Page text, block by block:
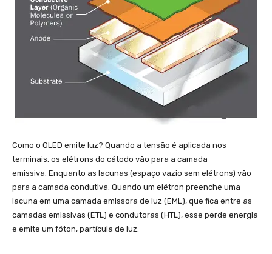
Como o OLED emite luz? Quando a tensão é aplicada nos
terminais, os elétrons do cátodo vão para a camada
emissiva. Enquanto as lacunas (espaço vazio sem elétrons) vão
para a camada condutiva. Quando um elétron preenche uma
lacuna em uma camada emissora de luz (EML), que fica entre as
camadas emissivas (ETL) e condutoras (HTL), esse perde energia
e emite um fóton, partícula de luz.